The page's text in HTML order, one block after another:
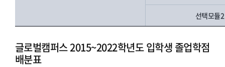
선택모듈2
글로벌캠퍼스 2015~2022학년도 입학생 졸업학점
배분표